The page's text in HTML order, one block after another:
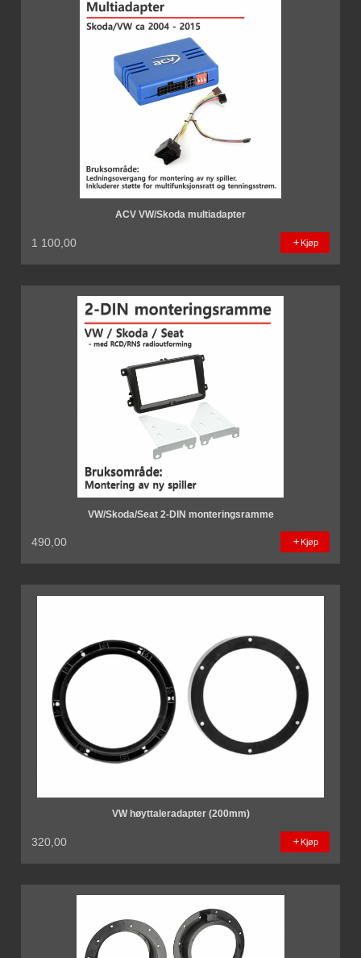
ACV VW/Skoda multiadapter
1 100,00 Kjøp
VW/Skoda/Seat 2-DIN monteringsramme
490,00 Kjøp
VW høyttaleradapter (200mm)
320,00 Kjøp